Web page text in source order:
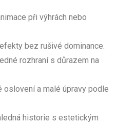
při výhrách nebo
bez rušivé dominance.
rozhraní s důrazem na
a malé úpravy podle
historie s estetickým